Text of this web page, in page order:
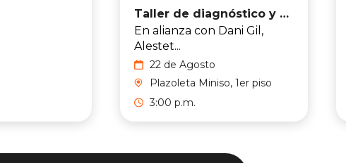
Taller de diagnóstico y ciudado capilar
En alianza con Dani Gil,
Alestet...
22 de Agosto
Plazoleta Miniso, 1er piso
3:00 p.m.